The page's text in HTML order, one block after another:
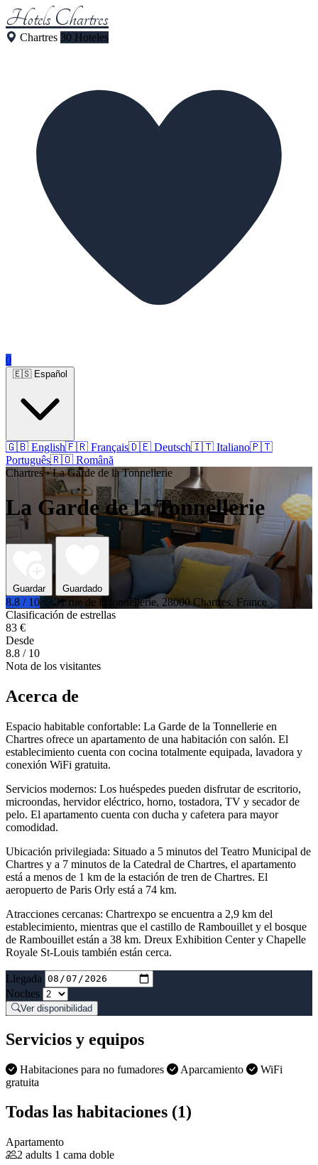
Hotels Chartres
Chartres 30 Hoteles
0
🇬🇧 English🇫🇷 Français🇩🇪 Deutsch🇮🇹 Italiano🇵🇹
Português🇷🇴 Română
Chartres › La Garde de la Tonnellerie
La Garde de la Tonnellerie
Guardar Guardado
8.8 / 10
31 rue de la tonnellerie, 28000 Chartres, France
Clasificación de estrellas
83 €
Desde
8.8 / 10
Nota de los visitantes
Acerca de
Espacio habitable confortable: La Garde de la Tonnellerie en
Chartres ofrece un apartamento de una habitación con salón. El
establecimiento cuenta con cocina totalmente equipada, lavadora y
conexión WiFi gratuita.
Servicios modernos: Los huéspedes pueden disfrutar de escritorio,
microondas, hervidor eléctrico, horno, tostadora, TV y secador de
pelo. El apartamento cuenta con ducha y cafetera para mayor
comodidad.
Ubicación privilegiada: Situado a 5 minutos del Teatro Municipal de
Chartres y a 7 minutos de la Catedral de Chartres, el apartamento
está a menos de 1 km de la estación de tren de Chartres. El
aeropuerto de Paris Orly está a 74 km.
Atracciones cercanas: Chartrexpo se encuentra a 2,9 km del
establecimiento, mientras que el castillo de Rambouillet y el bosque
de Rambouillet están a 38 km. Dreux Exhibition Center y Chapelle
Royale St-Louis también están cerca.
Llegada
Noches
Ver disponibilidad
Servicios y equipos
Habitaciones para no fumadores Aparcamiento
WiFi
gratuita
Todas las habitaciones (1)
Apartamento
2 adults 1 cama doble